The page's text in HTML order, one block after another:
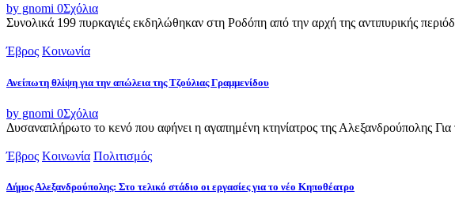
by gnomi 0Σχόλια
Συνολικά 199 πυρκαγιές εκδηλώθηκαν στη Ροδόπη από την αρχή της αντιπυρικής
Έβρος Κοινωνία
Ανείπωτη θλίψη για την απώλεια της Τζούλιας Γραμμενίδου
by gnomi 0Σχόλια
Δυσαναπλήρωτο το κενό που αφήνει η αγαπημένη κτηνίατρος της Αλεξανδρούπολης Για
Έβρος Κοινωνία Πολιτισμός
Δήμος Αλεξανδρούπολης: Στο τελικό στάδιο οι εργασίες για το νέο Κηποθέατρο